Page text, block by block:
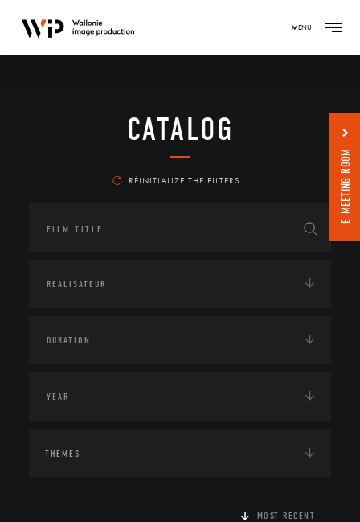
MENU
CATALOG
RÉINITIALIZE THE FILTERS
THEMES
MOST RECENT
E-MEETING ROOM